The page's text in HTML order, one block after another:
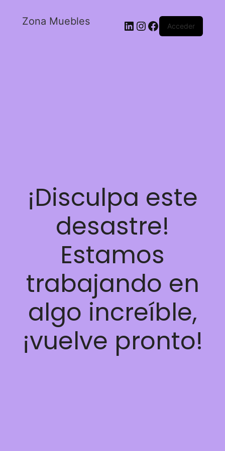
Zona Muebles Acceder
¡Disculpa este
desastre!
Estamos
trabajando en
algo increíble,
¡vuelve pronto!